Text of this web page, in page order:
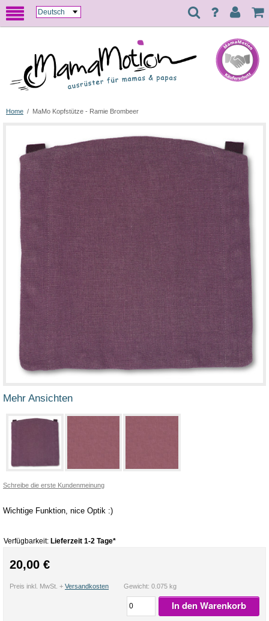
Home / MaMo Kopfstütze - Ramie Brombeer
Mehr Ansichten
Schreibe die erste Kundenmeinung
Wichtige Funktion, nice Optik :)
Verfügbarkeit: Lieferzeit 1-2 Tage*
20,00 €
Preis inkl. MwSt. + Versandkosten Gewicht: 0.075 kg
In den Warenkorb